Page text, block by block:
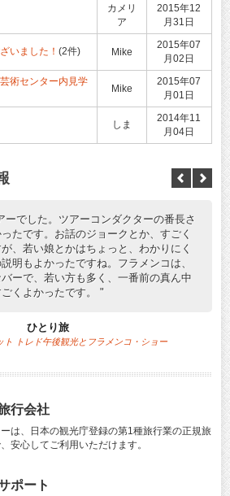
カメリ
ア
2015年12
月31日
いました！ (2件) Mike
2015年07
月02日
術センター内見学
Mike
2015年07
月01日
しま
2014年11
月04日
ーでした。ツアーコンダクターの番長さ
たです。お話のジョークとか、すごく
、若い娘とかはちょっと、わかりにく
明もよかったですね。フラメンコは、
ーで、若い方も多く、一番前の真ん中
くよかったです。
ひとり旅
ト トレド午後観光とフラメンコ・ショー
行会社
は、日本の観光庁登録の第1種旅行業の正規旅
安心してご利用いただけます。
ポート